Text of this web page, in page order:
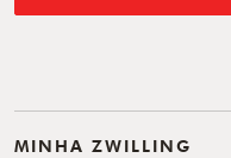
MINHA ZWILLING